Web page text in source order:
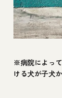
※病院によっ
ける犬が子犬